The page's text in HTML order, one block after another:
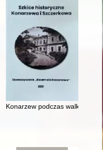
Konarzew podczas walk